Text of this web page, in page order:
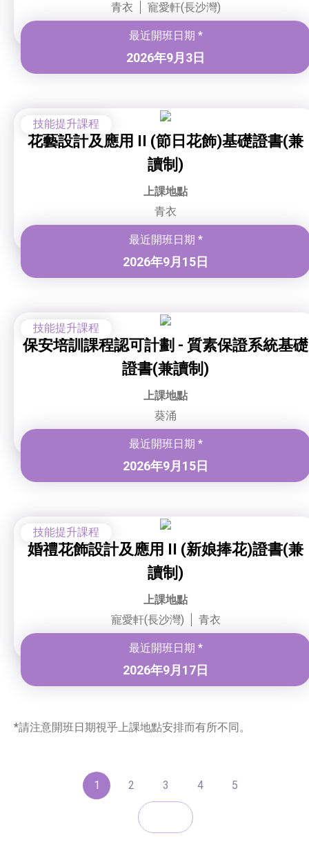
青衣
寵愛軒(長沙灣)
最近開班日期 *
2026年9月3日
技能提升課程
花藝設計及應用 II (節日花飾)基礎證書(兼
讀制)
上課地點
青衣
最近開班日期 *
2026年9月15日
技能提升課程
保安培訓課程認可計劃 - 質素保證系統基礎
證書(兼讀制)
上課地點
葵涌
最近開班日期 *
2026年9月15日
技能提升課程
婚禮花飾設計及應用 II (新娘捧花)證書(兼
讀制)
上課地點
寵愛軒(長沙灣)
青衣
最近開班日期 *
2026年9月17日
*請注意開班日期視乎上課地點安排而有所不同。
1 2 3 4 5